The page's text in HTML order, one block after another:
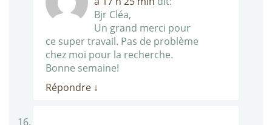
Bjr Cléa,
Un grand merci pour
ce super travail. Pas de problème
chez moi pour la recherche.
Bonne semaine!
Répondre ↓